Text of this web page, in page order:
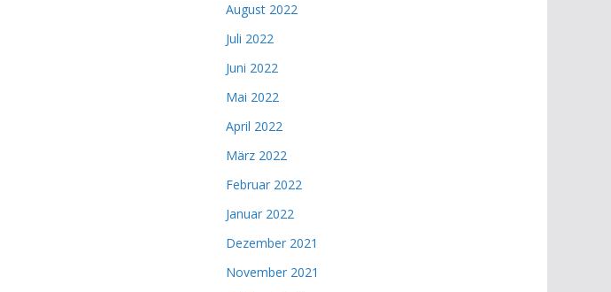
August 2022
Juli 2022
Juni 2022
Mai 2022
April 2022
März 2022
Februar 2022
Januar 2022
Dezember 2021
November 2021